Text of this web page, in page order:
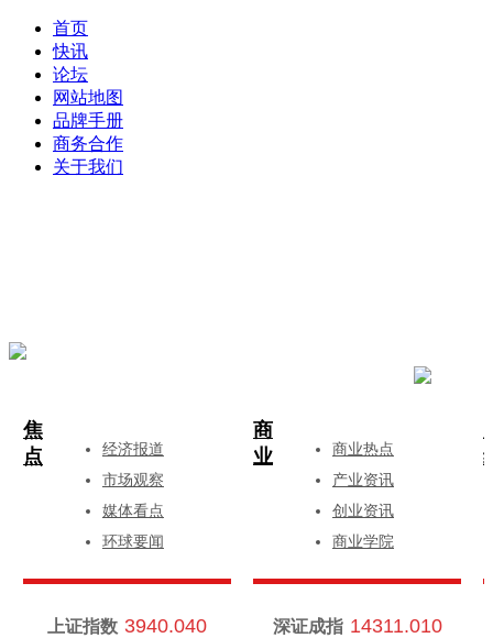
首页
快讯
论坛
网站地图
品牌手册
商务合作
关于我们
焦
点
经济报道
市场观察
媒体看点
环球要闻
商
业
商业热点
产业资讯
创业资讯
商业学院
上证指数 3940.040 深证成指 14311.010